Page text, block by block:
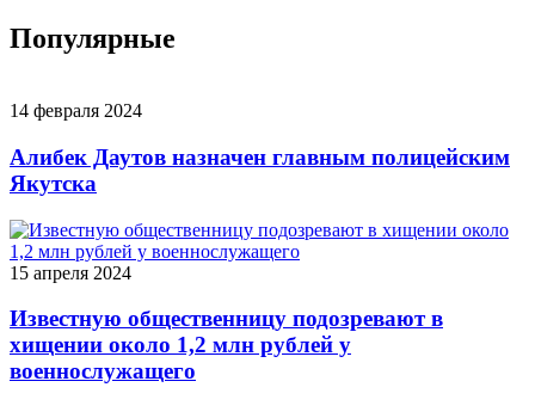
Популярные
14 февраля 2024
Алибек Даутов назначен главным полицейским
Якутска
15 апреля 2024
Известную общественницу подозревают в
хищении около 1,2 млн рублей у
военнослужащего